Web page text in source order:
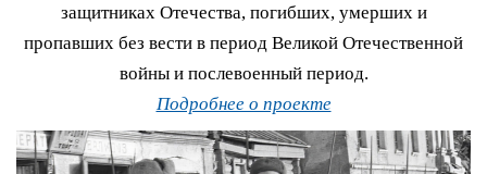
защитниках Отечества, погибших, умерших и
пропавших без вести в период Великой Отечественной
войны и послевоенный период.
Подробнее о проекте